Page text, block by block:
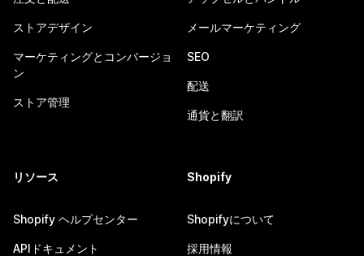
ストアデザイン
マーケティングとコンバージョ
ン
ストア管理
メールマーケティング
SEO
配送
通貨と翻訳
リソース
Shopify ヘルプセンター
APIドキュメント
Shopify
Shopifyについて
採用情報